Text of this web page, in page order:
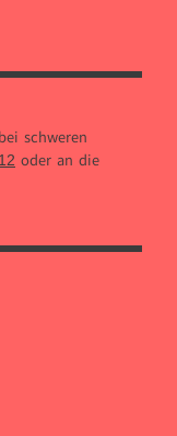
schweren
oder an die